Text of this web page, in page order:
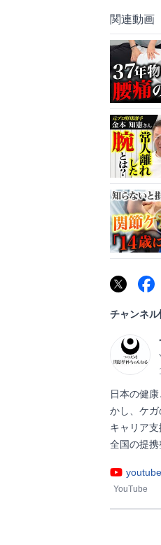
関連動画
チャンネル
日本の健
かし、ケ
キャリア支
YouTube